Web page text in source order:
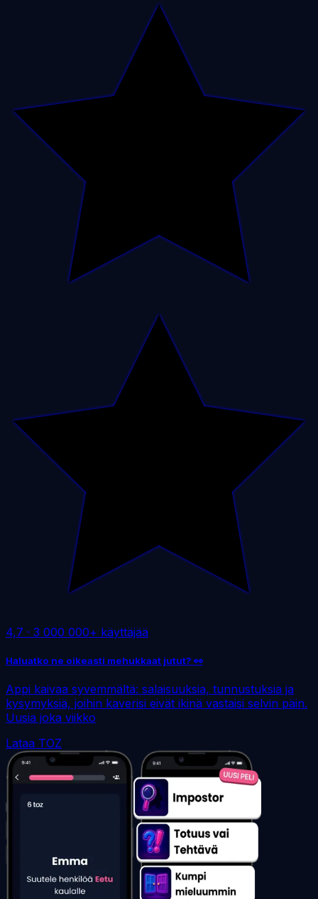
4,7 · 3 000 000+ käyttäjää
Haluatko ne oikeasti mehukkaat jutut? 👀
Appi kaivaa syvemmältä: salaisuuksia, tunnustuksia ja
kysymyksiä, joihin kaverisi eivät ikinä vastaisi selvin päin.
Uusia joka viikko
Lataa TOZ